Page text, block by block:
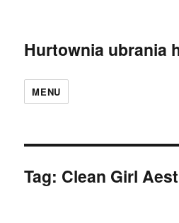
Hurtownia ubrania
MENU
Tag: Clean Girl